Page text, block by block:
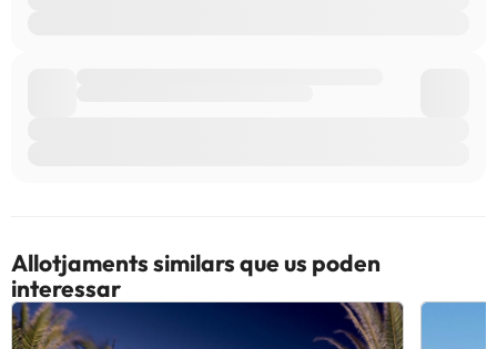
Allotjaments similars que us poden
interessar